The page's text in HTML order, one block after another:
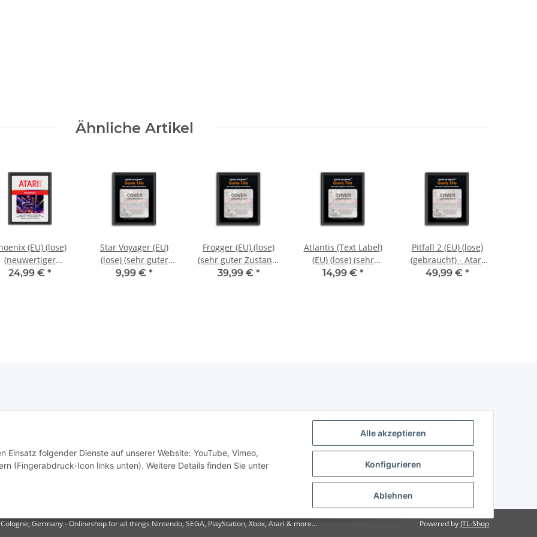
Alle akzeptieren
Konfigurieren
Ablehnen
Einsatz folgender Dienste auf unserer Website: YouTube, Vimeo,
(Fingerabdruck-Icon links unten). Weitere Details finden Sie unter
Ähnliche Artikel
(EU) (lose)
(neuwertiger
-
24,99 € *
Star Voyager (EU)
(lose) (sehr guter
Zustand) - Atari 2600
9,99 € *
Frogger (EU) (lose)
(sehr guter Zustand)
- Atari 2600
39,99 € *
Atlantis (Text Label)
(EU) (lose) (sehr
guter Zustand) -
14,99 € *
Pitfall 2 (EU) (lose)
(gebraucht) - Atari
2600
49,99 € *
Germany - Onlineshop for all things Nintendo, SEGA, PlayStation, Xbox, Atari & more... Powered by JTL-Shop